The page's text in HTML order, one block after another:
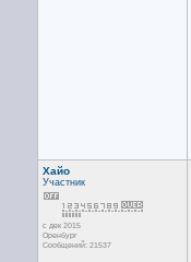
Хайо
Участник
с дек 2015
Оренбург
Сообщений: 21537